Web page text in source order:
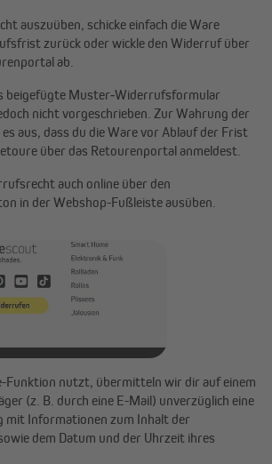
auszuüben, schicke einfach die Ware
zurück oder wickle den Widerruf über
ab.
beigefügte Muster‑Widerrufsformular
nicht vorgeschrieben. Zur Wahrung der
aus, dass du die Ware vor Ablauf der Frist
über das Retourenportal anmeldest.
auch online über den
in der Webshop-Fußleiste ausüben.
Funktion nutzt, übermitteln wir dir auf einem
(z. B. durch eine E-Mail) unverzüglich eine
mit Informationen zum Inhalt der
dem Datum und der Uhrzeit ihres